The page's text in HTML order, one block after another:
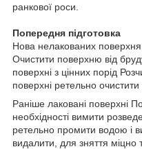
ранкової роси.
Попередня підготовка
Нова нелакованих
Очистити поверхню від
поверхні з цінних порід
поверхні ретельно очистити
Раніше лаковані поверхні
необхідності вимити
ретельно промити водою і
видалити, для зняття